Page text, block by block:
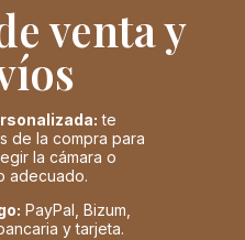
venta y
te
de la compra para
la cámara o
adecuado.
PayPal, Bizum,
y tarjeta.